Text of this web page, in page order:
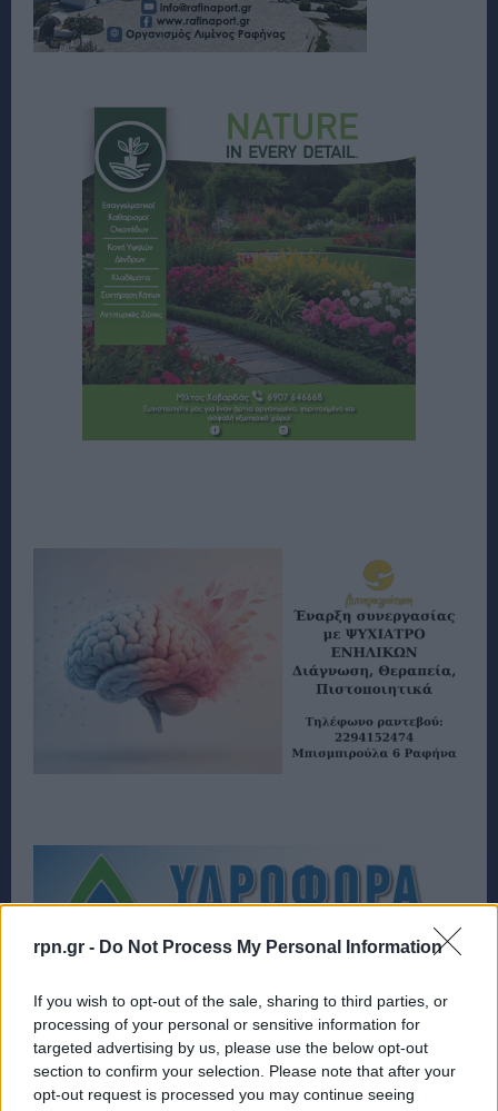
rpn.gr - Do Not Process My Personal Information
If you wish to opt-out of the sale, sharing to third parties, or
processing of your personal or sensitive information for
targeted advertising by us, please use the below opt-out
section to confirm your selection. Please note that after your
opt-out request is processed you may continue seeing